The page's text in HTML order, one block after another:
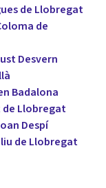
de Llobregat
de
Desvern
Badalona
de Llobregat
Despí
de Llobregat